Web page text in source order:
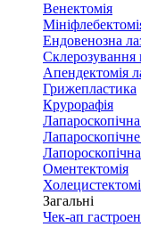
Венектомія
Ендовенозна
Склерозування
Апендектомія
Грижепластика
Крурорафія
Оментектомія
Загальні
Чек-ап